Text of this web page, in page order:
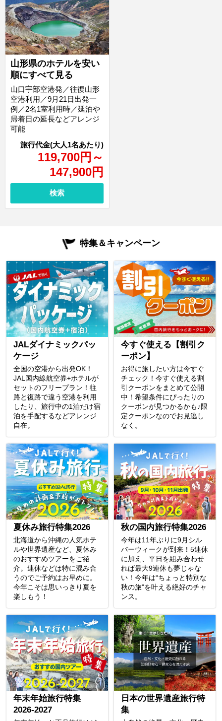
山形県のホテルを安い
順にすべて見る
119,700円 ～
147,900円
山口宇部空港発／往復山形
空港利用／9月21日出発一
例／2名1室利用時／延泊や
帰着日の延長などアレンジ
可能
検索
特集＆キャンペーン
JALダイナミックパッ
ケージ
全国の空港から出発OK！
JAL国内線航空券+ホテルが
セットのフリープラン！往
路と復路で違う空港を利用
したり、旅行中の1泊だけ宿
泊を手配するなどアレンジ
自在。
今すぐ使える【割引ク
ーポン】
お得に旅したい方は今すぐ
チェック！今すぐ使える割
引クーポンをまとめて公開
中！希望条件にぴったりの
クーポンが見つかるかも♪限
定クーポンなのでお見逃し
なく。
夏休み旅行特集2026
北海道から沖縄の人気ホテ
ルや世界遺産など、夏休み
のおすすめツアーをご紹
介。連休などは特に混み合
うのでご予約はお早めに。
今年こそは思いっきり夏を
楽しもう！
秋の国内旅行特集2026
今年は11年ぶりに9月シル
バーウィークが到来！5連休
に加え、平日を組み合わせ
れば最大9連休も夢じゃな
い！今年は“ちょっと特別な
秋の旅”を叶える絶好のチャ
ンス。
年末年始旅行特集
2026-2027
日本の世界遺産旅行特
集